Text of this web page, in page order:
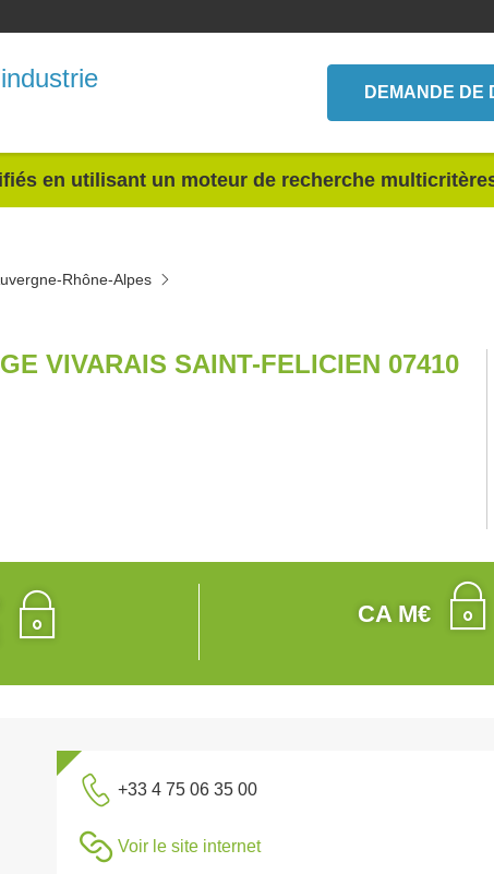
DEMANDE DE
en utilisant un moteur de recherche
Rhône-Alpes
VIVARAIS SAINT-FELICIEN 07410
CA M€
+33 4 75 06 35 00
Voir le site internet